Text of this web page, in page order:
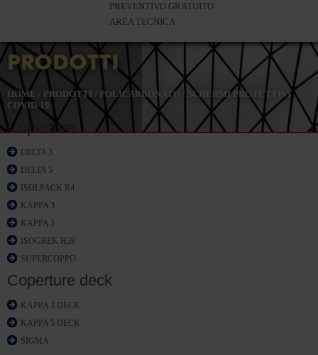
PREVENTIVO GRATUITO
AREA TECNICA
PRODOTTI
HOME / PRODOTTI / POLICARBONATO /
SCHERMI PROTETTIVI
COVID-19
Coperture
DELTA 3
DELTA 5
ISOLPACK R4
KAPPA 3
KAPPA 5
ISOGREK H28
SUPERCOPPO
Coperture deck
KAPPA 3 DECK
KAPPA 5 DECK
SIGMA